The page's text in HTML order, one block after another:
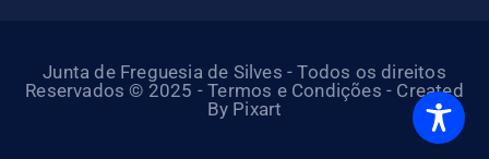
Junta de Freguesia de Silves - Todos os direitos
Reservados © 2025 - Termos e Condições - Created
By Pixart